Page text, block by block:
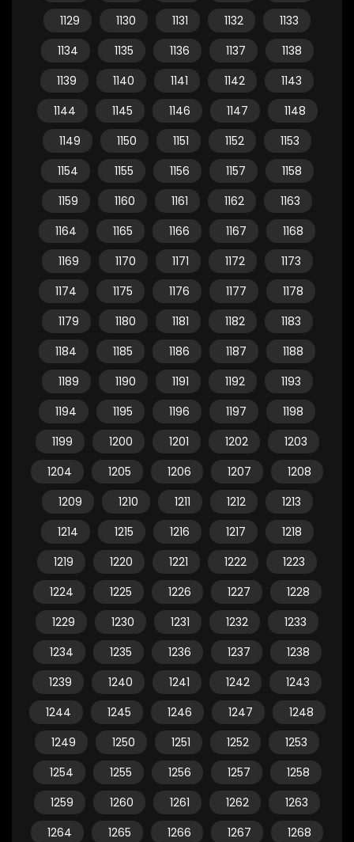
1129
1130 1131 1132
1133
1134
1135 1136 1137
1138
1139
1140 1141 1142
1143
1144
1145 1146 1147
1148
1149
1150 1151 1152
1153
1154
1155 1156 1157
1158
1159
1160 1161 1162
1163
1164
1165 1166 1167
1168
1169
1170 1171 1172
1173
1174
1175 1176 1177
1178
1179
1180 1181 1182
1183
1184
1185 1186 1187
1188
1189
1190 1191 1192
1193
1194
1195 1196 1197
1198
1199
1200 1201 1202
1203
1204
1205 1206 1207
1208
1209
1210 1211 1212
1213
1214
1215 1216 1217
1218
1219
1220 1221 1222
1223
1224
1225 1226 1227
1228
1229
1230 1231 1232
1233
1234
1235 1236 1237
1238
1239
1240 1241 1242
1243
1244
1245 1246 1247
1248
1249
1250 1251 1252
1253
1254
1255 1256 1257
1258
1259
1260 1261 1262
1263
1264
1265 1266 1267
1268